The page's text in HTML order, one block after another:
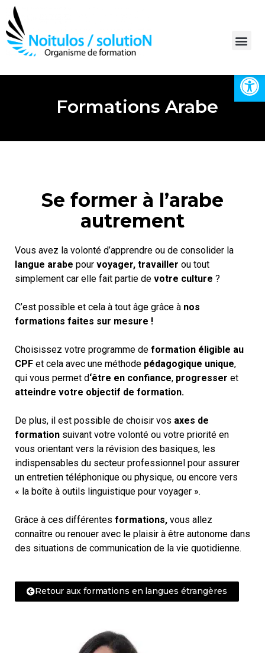
Ouvrir
Formations Arabe
Se former à l’arabe
autrement
Vous avez la volonté d’apprendre ou de consolider la
langue arabe pour voyager, travailler ou tout
simplement car elle fait partie de votre culture ?
C’est possible et cela à tout âge grâce à nos
formations faites sur mesure !
Choisissez votre programme de formation éligible au
CPF et cela avec une méthode pédagogique unique,
qui vous permet d‘être en confiance, progresser et
atteindre votre objectif de formation.
De plus, il est possible de choisir vos axes de
formation suivant votre volonté ou votre priorité en
vous orientant vers la révision des basiques, les
indispensables du secteur professionnel pour assurer
un entretien téléphonique ou physique, ou encore vers
« la boîte à outils linguistique pour voyager ».
Grâce à ces différentes formations, vous allez
connaître ou renouer avec le plaisir à être autonome dans
des situations de communication de la vie quotidienne.
Retour aux formations en langues étrangères